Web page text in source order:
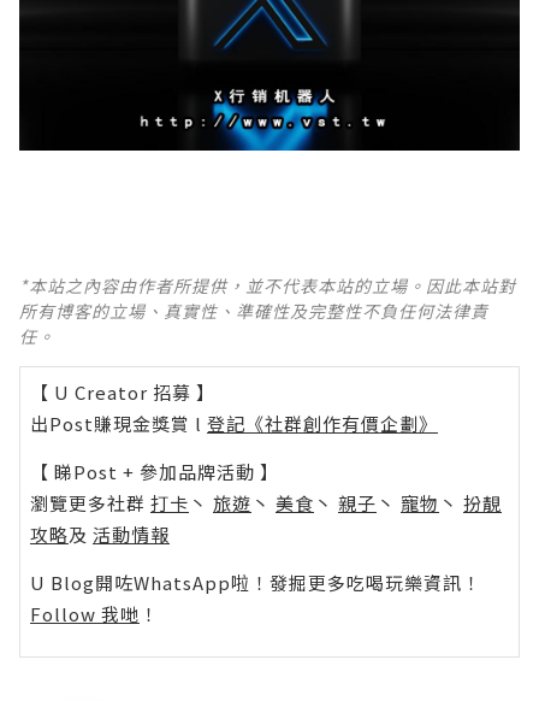
*本站之內容由作者所提供，並不代表本站的立場。因此本站對
所有博客的立場、真實性、準確性及完整性不負任何法律責
任。
【 U Creator 招募 】
出Post賺現金獎賞 l 登記《社群創作有價企劃》
【 睇Post + 參加品牌活動 】
瀏覽更多社群 打卡 丶 旅遊 丶 美食 丶 親子 丶 寵物 丶 扮靚
攻略及 活動情報
U Blog開咗WhatsApp啦！發掘更多吃喝玩樂資訊！
Follow 我哋 ！